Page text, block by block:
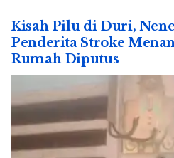
Kisah Pilu di Duri,
Penderita Stroke
Rumah Diputus